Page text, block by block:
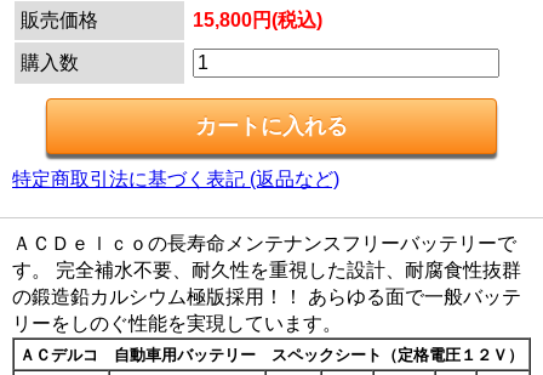
販売価格
15,800円(税込)
購入数
特定商取引法に基づく表記 (返品など)
ＡＣＤｅｌｃｏの長寿命メンテナンスフリーバッテリーで
す。 完全補水不要、耐久性を重視した設計、耐腐食性抜群
の鍛造鉛カルシウム極版採用！！ あらゆる面で一般バッテ
リーをしのぐ性能を実現しています。
ＡＣデルコ 自動車用バッテリー スペックシート（定格電圧１２Ｖ）